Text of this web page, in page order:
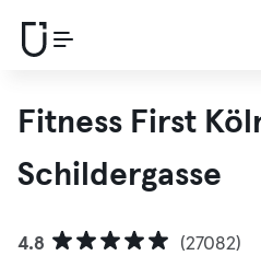
Fitness First
Schildergasse
4.8
(27082)